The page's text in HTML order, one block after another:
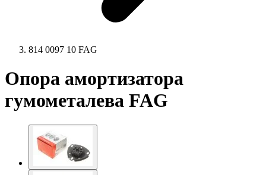
814 0097 10 FAG
Опора амортизатора
гумометалева FAG